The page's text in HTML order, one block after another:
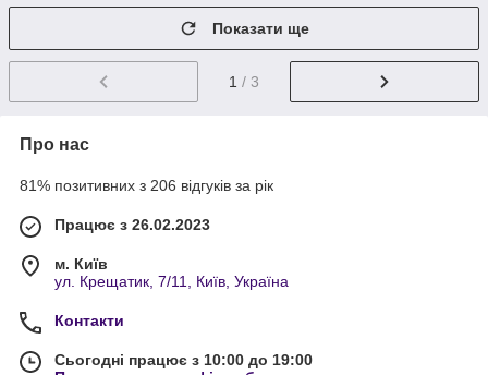
Показати ще
1 / 3
Про нас
81% позитивних з 206 відгуків за рік
Працює з 26.02.2023
м. Київ
ул. Крещатик, 7/11, Київ, Україна
Контакти
Сьогодні працює з 10:00 до 19:00